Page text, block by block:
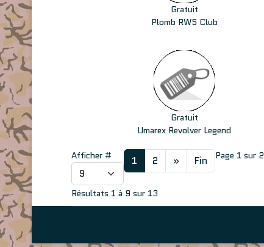
Gratuit
Plomb RWS Club
Gratuit
Umarex Revolver Legend
Afficher # 1 2 » Fin Page 1 sur 2
Résultats 1 à 9 sur 13